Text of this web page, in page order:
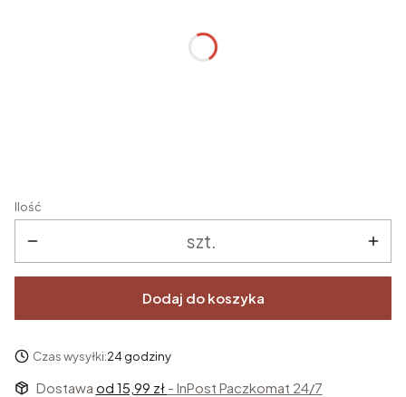
Ilość
szt.
Dodaj do koszyka
Czas wysyłki:24 godziny
Dostawa od 15,99 zł - InPost Paczkomat 24/7